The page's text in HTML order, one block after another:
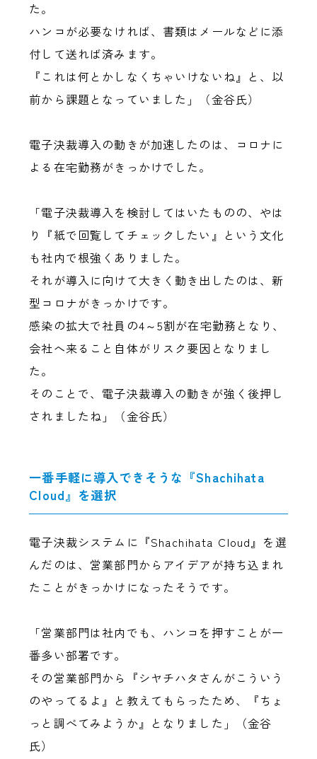
た。
ハンコが必要なければ、書類はメールなどに添
付して送れば済みます。
『これは何とかしなくちゃいけないね』と、以
前から課題となっていました」（金谷氏）
電子決裁導入の動きが加速したのは、コロナに
よる在宅勤務がきっかけでした。
「電子決裁導入を検討してはいたものの、やは
り『紙で回覧してチェックしたい』という文化
も社内で根強くありました。
それが導入に向けて大きく動き出したのは、新
型コロナがきっかけです。
感染の拡大で社員の4～5割が在宅勤務となり、
会社へ来ること自体がリスク要因となりまし
た。
そのことで、電子決裁導入の動きが強く後押し
されましたね」（金谷氏）
一番手軽に導入できそうな『Shachihata
Cloud』を選択
電子決裁システムに『Shachihata Cloud』を選
んだのは、営業部門からアイデアが持ち込まれ
たことがきっかけになったそうです。
「営業部門は社内でも、ハンコを押すことが一
番多い部署です。
その営業部門から『シヤチハタさんがこういう
のやってるよ』と教えてもらったため、『ちょ
っと調べてみようか』となりました」（金谷
氏）